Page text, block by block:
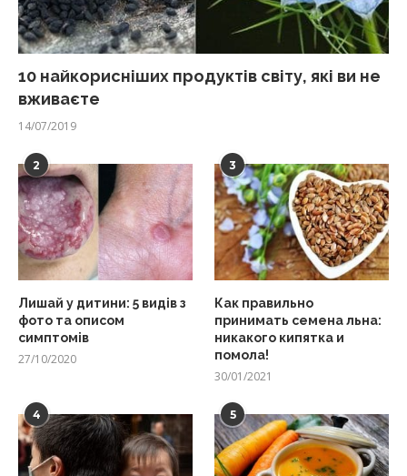
10 найкорисніших продуктів світу, які ви не
вживаєте
14/07/2019
2
Лишай у дитини: 5 видів з
фото та описом
симптомів
27/10/2020
3
Как правильно
принимать семена льна:
никакого кипятка и
помола!
30/01/2021
4 5